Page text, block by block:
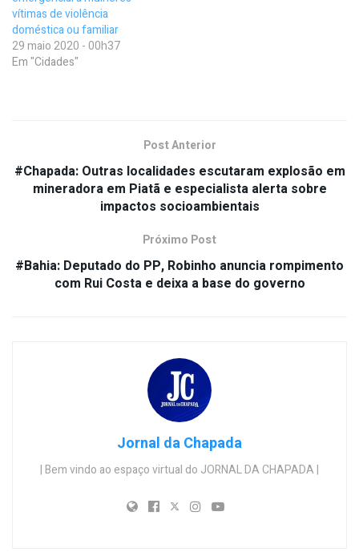
vítimas de violência
doméstica ou familiar
29 maio 2020 - 00h37
Em "Cidades"
Post Anterior
#Chapada: Outras localidades escutaram explosão em
mineradora em Piatã e especialista alerta sobre
impactos socioambientais
Próximo Post
#Bahia: Deputado do PP, Robinho anuncia rompimento
com Rui Costa e deixa a base do governo
Jornal da Chapada
| Bem vindo ao espaço virtual do JORNAL DA CHAPADA |